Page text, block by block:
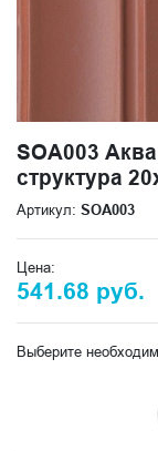
SOA003
структура
Артикул: SOA003
Цена:
541.68 руб.
Выберите